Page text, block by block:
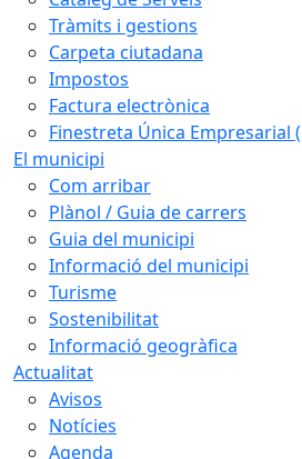
Tràmits i gestions
Carpeta ciutadana
Impostos
Factura electrònica
Finestreta Única Empresarial
El municipi
Com arribar
Plànol / Guia de carrers
Guia del municipi
Informació del municipi
Turisme
Sostenibilitat
Informació geogràfica
Actualitat
Avisos
Notícies
Agenda